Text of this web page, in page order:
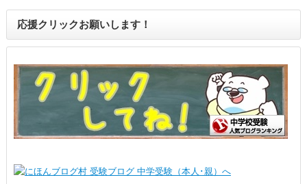
応援クリックお願いします！